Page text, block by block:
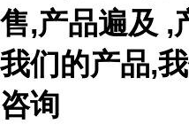
售,产品遍及 ,
我们的产品,
咨询